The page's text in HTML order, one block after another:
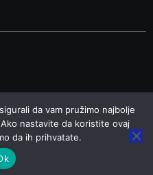
da vam pružimo najbolje
nastavite da koristite ovaj
da ih prihvatate.